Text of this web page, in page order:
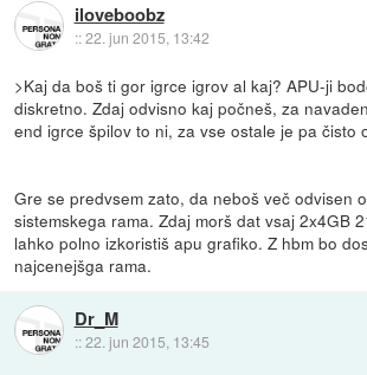
iloveboobz
::22. jun 2015, 13:42
>Kaj da boš ti gor igrce igrov al kaj? APU-ji
diskretno. Zdaj odvisno kaj počneš, za
end igrce špilov to ni, za vse ostale je pa čisto
Gre se predvsem zato, da neboš več odvisen
sistemskega rama. Zdaj morš dat vsaj 2x4GB
lahko polno izkoristiš apu grafiko. Z hbm bo
najcenejšga rama.
Dr_M
::22. jun 2015, 13:45